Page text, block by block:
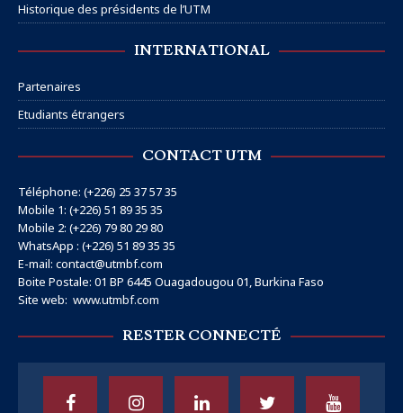
Historique des présidents de l’UTM
INTERNATIONAL
Partenaires
Etudiants étrangers
CONTACT UTM
Téléphone: (+226) 25 37 57 35
Mobile 1: (+226) 51 89 35 35
Mobile 2: (+226) 79 80 29 80
WhatsApp : (+226) 51 89 35 35
E-mail: contact@utmbf.com
Boite Postale: 01 BP 6445 Ouagadougou 01, Burkina Faso
Site web: www.utmbf.com
RESTER CONNECTÉ